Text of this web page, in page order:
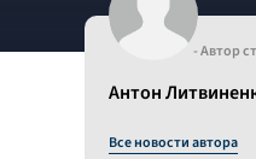
- Автор
Антон
Все новости автора